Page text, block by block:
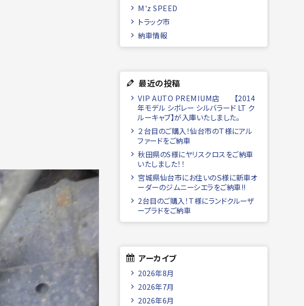
M'z SPEED
トラック市
納車情報
最近の投稿
VIP AUTO PREMIUM店 【2014
年モデル シボレー シルバラード LT ク
ルーキャブ】が入庫いたしました。
２台目のご購入！仙台市のＴ様にアル
ファードをご納車
秋田県のS様にヤリスクロスをご納車
いたしました！！
宮城県仙台市にお住いのＳ様に新車オ
ーダーのジムニーシエラをご納車!!
2台目のご購入！Ｔ様にランドクルーザ
ープラドをご納車
アーカイブ
2026年8月
2026年7月
2026年6月